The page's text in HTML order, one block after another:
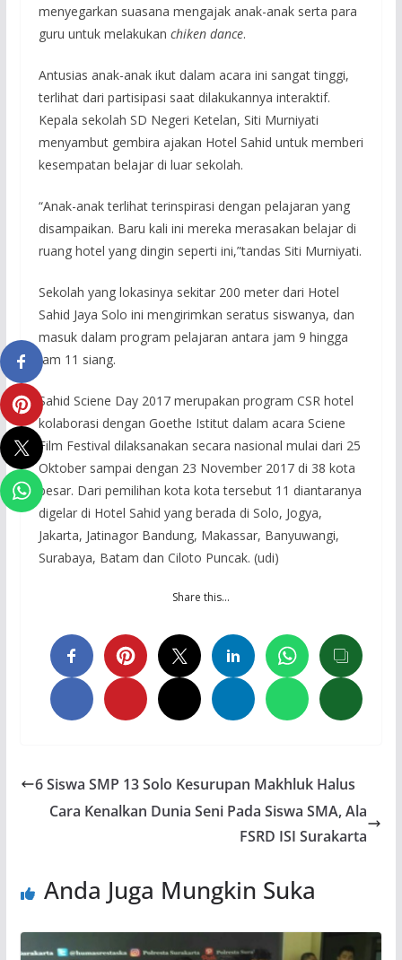
menyegarkan suasana mengajak anak-anak serta para
guru untuk melakukan chiken dance.
Antusias anak-anak ikut dalam acara ini sangat tinggi,
terlihat dari partisipasi saat dilakukannya interaktif.
Kepala sekolah SD Negeri Ketelan, Siti Murniyati
menyambut gembira ajakan Hotel Sahid untuk memberi
kesempatan belajar di luar sekolah.
“Anak-anak terlihat terinspirasi dengan pelajaran yang
disampaikan. Baru kali ini mereka merasakan belajar di
ruang hotel yang dingin seperti ini,”tandas Siti Murniyati.
Sekolah yang lokasinya sekitar 200 meter dari Hotel
Sahid Jaya Solo ini mengirimkan seratus siswanya, dan
masuk dalam program pelajaran antara jam 9 hingga
jam 11 siang.
Sahid Sciene Day 2017 merupakan program CSR hotel
kolaborasi dengan Goethe Istitut dalam acara Sciene
Film Festival dilaksanakan secara nasional mulai dari 25
Oktober sampai dengan 23 November 2017 di 38 kota
besar. Dari pemilihan kota kota tersebut 11 diantaranya
digelar di Hotel Sahid yang berada di Solo, Jogya,
Jakarta, Jatinagor Bandung, Makassar, Banyuwangi,
Surabaya, Batam dan Ciloto Puncak. (udi)
Share this…
6 Siswa SMP 13 Solo Kesurupan Makhluk Halus
Cara Kenalkan Dunia Seni Pada Siswa SMA, Ala
FSRD ISI Surakarta
Anda Juga Mungkin Suka